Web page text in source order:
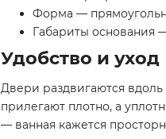
Форма —
Габариты основания
Удобство и уход
Двери раздвигаются
прилегают плотно, а
— ванная кажется